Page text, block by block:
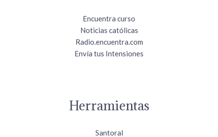
Encuentra curso
Noticias católicas
Radio.encuentra.com
Envía tus Intensiones
Herramientas
Santoral